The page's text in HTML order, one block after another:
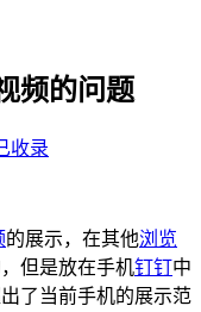
频的问题
收录
的展示，在其他浏览
但是放在手机钉钉中
了当前手机的展示范